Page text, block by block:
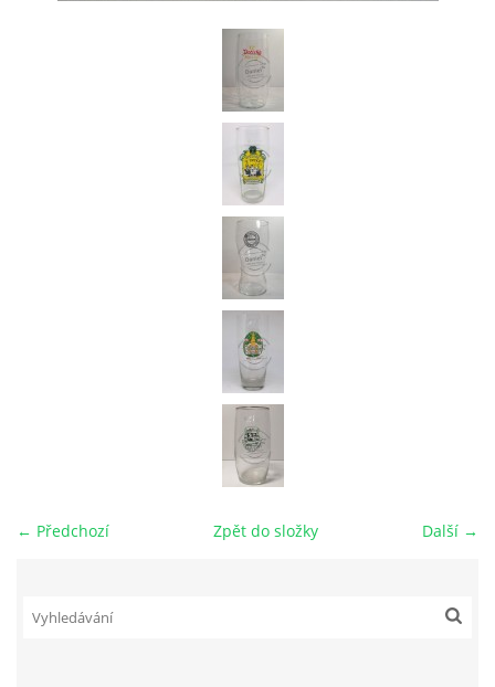
Dandan76@seznam.cz
Aktualizováno: 7. 6. 2026
← Předchozí Další →
Zpět do složky